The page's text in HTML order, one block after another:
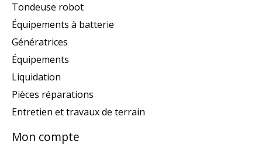
Tondeuse robot
Équipements à batterie
Génératrices
Équipements
Liquidation
Pièces réparations
Entretien et travaux de terrain
Mon compte